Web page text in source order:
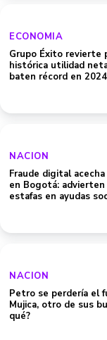
ECONOMIA
Grupo Éxito revierte
histórica utilidad
baten récord en 2024
NACION
Fraude digital
en Bogotá:
estafas en ayudas
NACION
Petro se perdería el
Mujica, otro de sus
qué?